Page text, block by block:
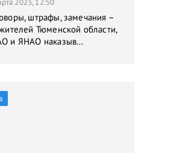
2023, 12:50
штрафы, замечания –
Тюменской области,
и ЯНАО наказыв...